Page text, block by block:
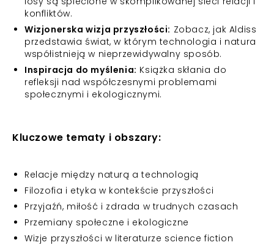
konfliktów.
Wizjonerska wizja przyszłości: Zobacz, jak Aldiss
przedstawia świat, w którym technologia i natura
współistnieją w nieprzewidywalny sposób.
Inspiracja do myślenia: Książka skłania do
refleksji nad współczesnymi problemami
społecznymi i ekologicznymi.
Kluczowe tematy i obszary:
Relacje między naturą a technologią
Filozofia i etyka w kontekście przyszłości
Przyjaźń, miłość i zdrada w trudnych czasach
Przemiany społeczne i ekologiczne
Wizje przyszłości w literaturze science fiction